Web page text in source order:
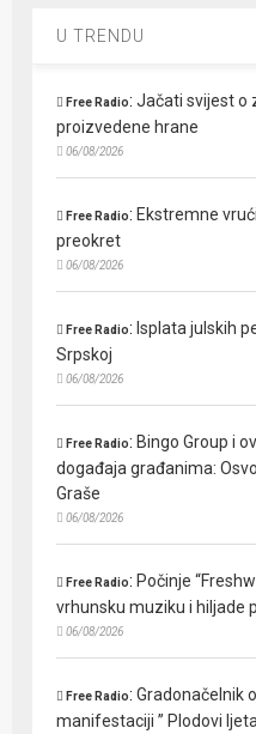
U TRENDU
Free Radio:Jačati svijest o
proizvedene hrane
06/08/2026
Free Radio: Ekstremne
preokret
06/08/2026
Free Radio: Isplata julskih
Srpskoj
06/08/2026
Free Radio: Bingo Group i
događaja građanima:
Graše
06/08/2026
Free Radio: Počinje
vrhunsku muziku i hiljade
06/08/2026
Free Radio:Gradonačelnik
manifestaciji ” Plodovi